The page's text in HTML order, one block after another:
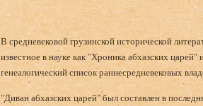
В средневековой грузинской исторической
известное в науке как "Хроника абхазских
генеалогический список раннесредневековых
"Диван абхазских царей" был составлен в